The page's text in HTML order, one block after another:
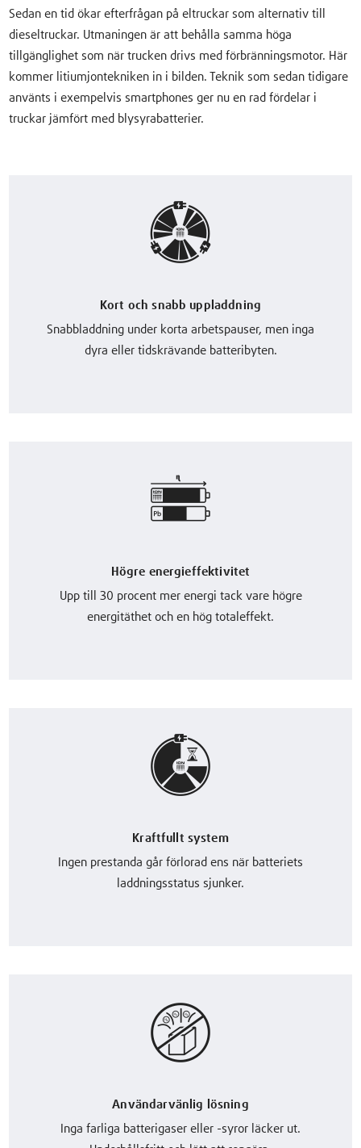
Sedan en tid ökar efterfrågan på eltruckar som alternativ till
dieseltruckar. Utmaningen är att behålla samma höga
tillgänglighet som när trucken drivs med förbränningsmotor. Här
kommer litiumjontekniken in i bilden. Teknik som sedan tidigare
använts i exempelvis smartphones ger nu en rad fördelar i
truckar jämfört med blysyrabatterier.
Kort och snabb uppladdning
Snabbladdning under korta arbetspauser, men inga
dyra eller tidskrävande batteribyten.
Högre energieffektivitet
Upp till 30 procent mer energi tack vare högre
energitäthet och en hög totaleffekt.
Kraftfullt system
Ingen prestanda går förlorad ens när batteriets
laddningsstatus sjunker.
Användarvänlig lösning
Inga farliga batterigaser eller -syror läcker ut.